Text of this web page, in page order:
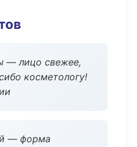
— лицо свежее,
косметологу!
— форма